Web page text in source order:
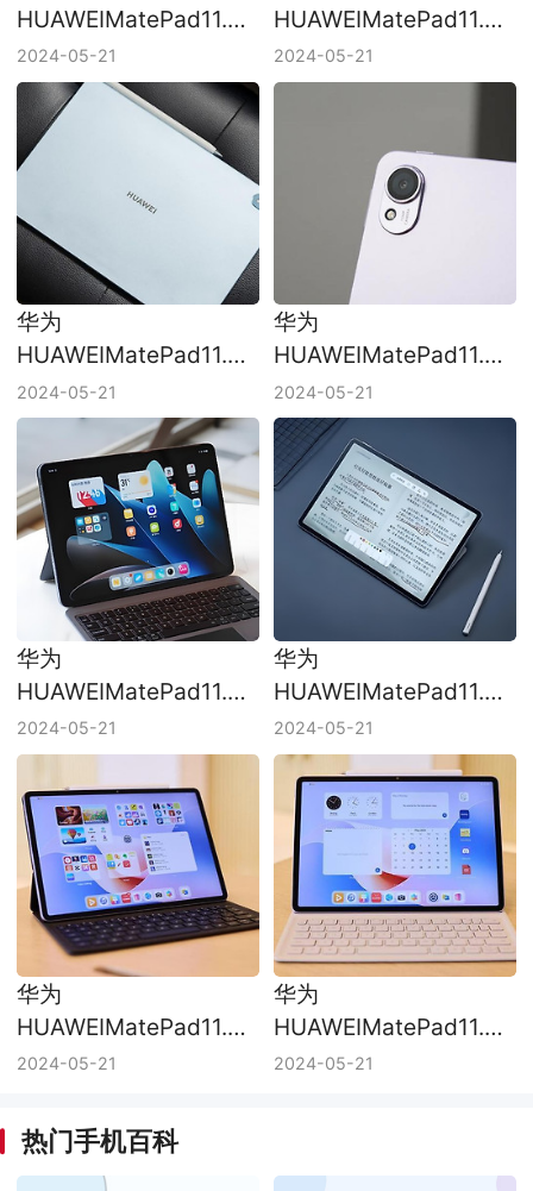
HUAWEIMatePad11.5S
怎么恢复出厂设置？
2024-05-21
HUAWEIMatePad11.5S
怎么查看是不是正品？
2024-05-21
华为
HUAWEIMatePad11.5S
怎么查看电池寿命？
2024-05-21
华为
HUAWEIMatePad11.5S
怎么激活？
2024-05-21
华为
HUAWEIMatePad11.5S
怎么清理垃圾？
2024-05-21
华为
HUAWEIMatePad11.5S
怎么录屏？
2024-05-21
华为
HUAWEIMatePad11.5S
怎么截图？
2024-05-21
华为
HUAWEIMatePad11.5S
如何分屏？
2024-05-21
热门手机百科